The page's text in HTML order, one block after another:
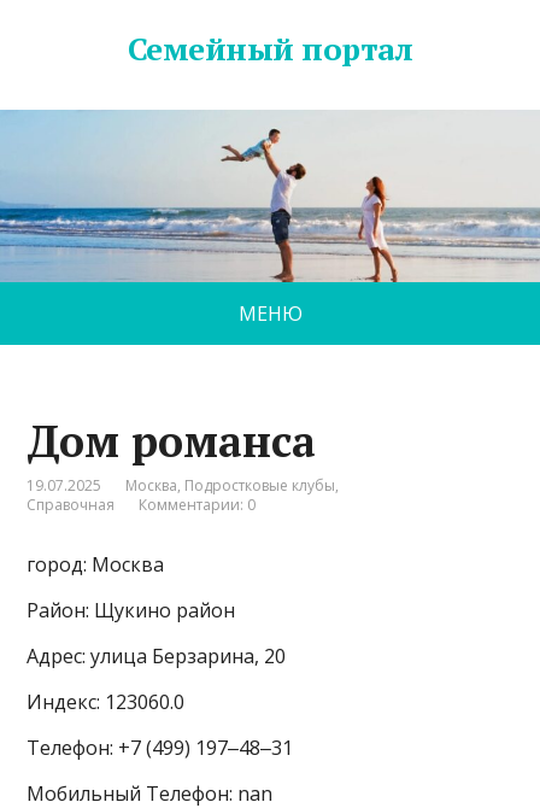
Семейный портал
МЕНЮ
Дом романса
19.07.2025 Москва, Подростковые клубы,
Справочная
Комментарии: 0
город: Москва
Район: Щукино район
Адрес: улица Берзарина, 20
Индекс: 123060.0
Телефон: +7 (499) 197‒48‒31
Мобильный Телефон: nan